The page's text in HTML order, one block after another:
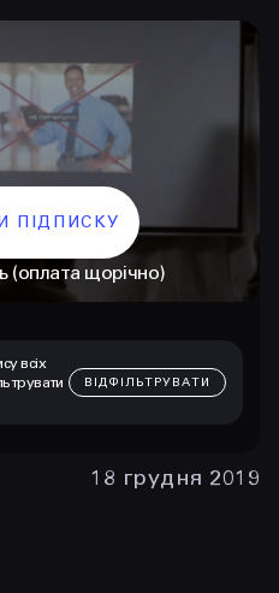
всіх
ВІДФІЛЬТРУВАТИ
ПІДПИСКУ
(оплата щорічно)
18 грудня 2019